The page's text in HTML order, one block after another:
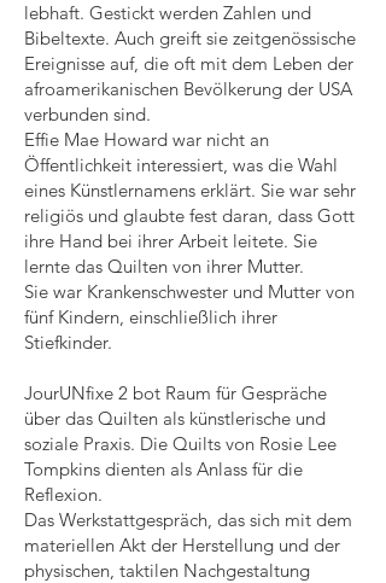
lebhaft. Gestickt werden Zahlen und
Bibeltexte. Auch greift sie zeitgenössische
Ereignisse auf, die oft mit dem Leben der
afroamerikanischen Bevölkerung der USA
verbunden sind.
Effie Mae Howard war nicht an
Öffentlichkeit interessiert, was die Wahl
eines Künstlernamens erklärt. Sie war sehr
religiös und glaubte fest daran, dass Gott
ihre Hand bei ihrer Arbeit leitete. Sie
lernte das Quilten von ihrer Mutter.
Sie war Krankenschwester und Mutter von
fünf Kindern, einschließlich ihrer
Stiefkinder.
JourUNfixe 2 bot Raum für Gespräche
über das Quilten als künstlerische und
soziale Praxis. Die Quilts von Rosie Lee
Tompkins dienten als Anlass für die
Reflexion.
Das Werkstattgespräch, das sich mit dem
materiellen Akt der Herstellung und der
physischen, taktilen Nachgestaltung